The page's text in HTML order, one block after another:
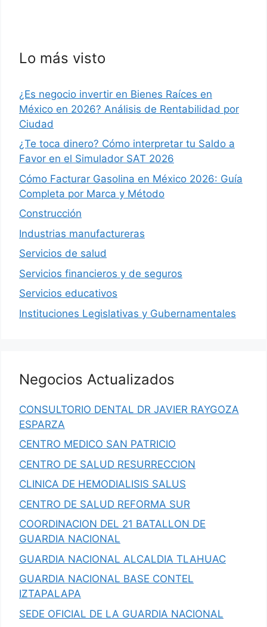
Lo más visto
¿Es negocio invertir en Bienes Raíces en
México en 2026? Análisis de Rentabilidad por
Ciudad
¿Te toca dinero? Cómo interpretar tu Saldo a
Favor en el Simulador SAT 2026
Cómo Facturar Gasolina en México 2026: Guía
Completa por Marca y Método
Construcción
Industrias manufactureras
Servicios de salud
Servicios financieros y de seguros
Servicios educativos
Instituciones Legislativas y Gubernamentales
Negocios Actualizados
CONSULTORIO DENTAL DR JAVIER RAYGOZA
ESPARZA
CENTRO MEDICO SAN PATRICIO
CENTRO DE SALUD RESURRECCION
CLINICA DE HEMODIALISIS SALUS
CENTRO DE SALUD REFORMA SUR
COORDINACION DEL 21 BATALLON DE
GUARDIA NACIONAL
GUARDIA NACIONAL ALCALDIA TLAHUAC
GUARDIA NACIONAL BASE CONTEL
IZTAPALAPA
SEDE OFICIAL DE LA GUARDIA NACIONAL